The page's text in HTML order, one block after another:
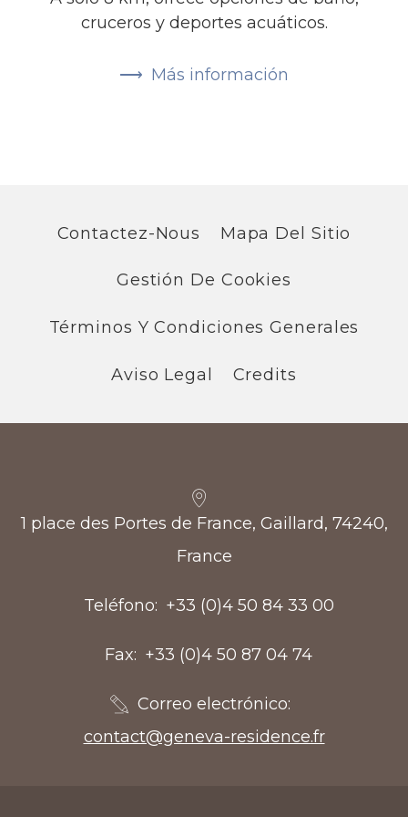
cruceros y deportes acuáticos.
Más información
Contactez-Nous Mapa Del Sitio
Gestión De Cookies
Términos Y Condiciones Generales
Aviso Legal Credits
1 place des Portes de France, Gaillard, 74240,
France
Teléfono +33 (0)4 50 84 33 00
Fax +33 (0)4 50 87 04 74
Correo electrónico
contact@geneva-residence.fr